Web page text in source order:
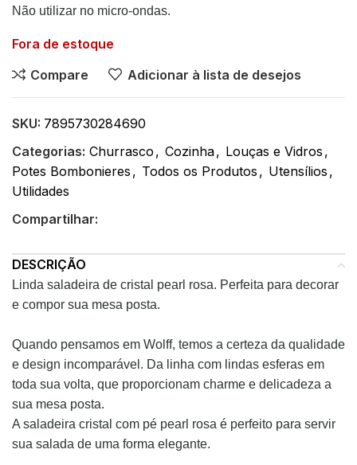
Não utilizar no micro-ondas.
Fora de estoque
Compare
Adicionar à lista de desejos
SKU: 7895730284690
Categorias: Churrasco , Cozinha, Louças e Vidros ,
Potes Bombonieres , Todos os Produtos , Utensílios ,
Utilidades
Compartilhar:
DESCRIÇÃO
Linda saladeira de cristal pearl rosa. Perfeita para decorar
e compor sua mesa posta.
Quando pensamos em Wolff, temos a certeza da qualidade
e design incomparável. Da linha com lindas esferas em
toda sua volta, que proporcionam charme e delicadeza a
sua mesa posta.
A saladeira cristal com pé pearl rosa é perfeito para servir
sua salada de uma forma elegante.